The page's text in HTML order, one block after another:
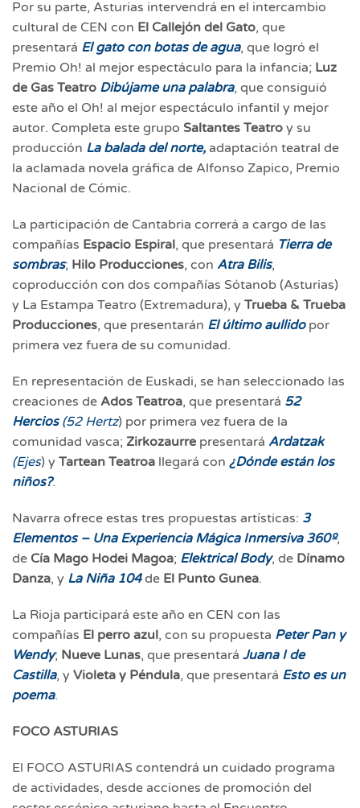
Por su parte, Asturias intervendrá en el intercambio
cultural de CEN con El Callejón del Gato, que
presentará El gato con botas de agua, que logró el
Premio Oh! al mejor espectáculo para la infancia; Luz
de Gas Teatro Dibújame una palabra, que consiguió
este año el Oh! al mejor espectáculo infantil y mejor
autor. Completa este grupo Saltantes Teatro y su
producción La balada del norte, adaptación teatral de
la aclamada novela gráfica de Alfonso Zapico, Premio
Nacional de Cómic.
La participación de Cantabria correrá a cargo de las
compañías Espacio Espiral, que presentará Tierra de
sombras; Hilo Producciones, con Atra Bilis,
coproducción con dos compañías Sótanob (Asturias)
y La Estampa Teatro (Extremadura), y Trueba & Trueba
Producciones, que presentarán El último aullidopor
primera vez fuera de su comunidad.
En representación de Euskadi, se han seleccionado las
creaciones de Ados Teatroa, que presentará 52
Hercios (52 Hertz) por primera vez fuera de la
comunidad vasca; Zirkozaurre presentará Ardatzak
(Ejes) y Tartean Teatroa llegará con ¿Dónde están los
niños?.
Navarra ofrece estas tres propuestas artísticas: 3
Elementos – Una Experiencia Mágica Inmersiva 360º,
de Cía Mago Hodei Magoa; Elektrical Body, de Dínamo
Danza, y La Niña 104de El Punto Gunea.
La Rioja participará este año en CEN con las
compañías El perro azul, con su propuesta Peter Pan y
Wendy; Nueve Lunas, que presentará Juana I de
Castilla, y Violeta y Péndula, que presentará Esto es un
poema.
FOCO ASTURIAS
El FOCO ASTURIAS contendrá un cuidado programa
de actividades, desde acciones de promoción del